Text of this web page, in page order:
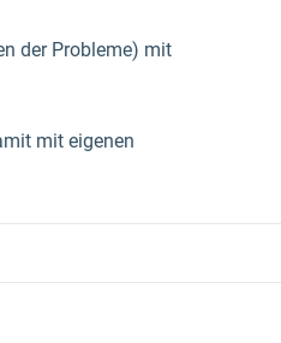
der Probleme) mit
mit eigenen